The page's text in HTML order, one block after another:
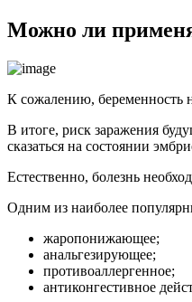
Можно ли
К сожалению, беременность
В итоге, риск заражения
сказаться на состоянии
Естественно, болезнь
Одним из наиболее
жаропонижающее;
анальгезирующее;
противоаллергенное;
антиконгестивное